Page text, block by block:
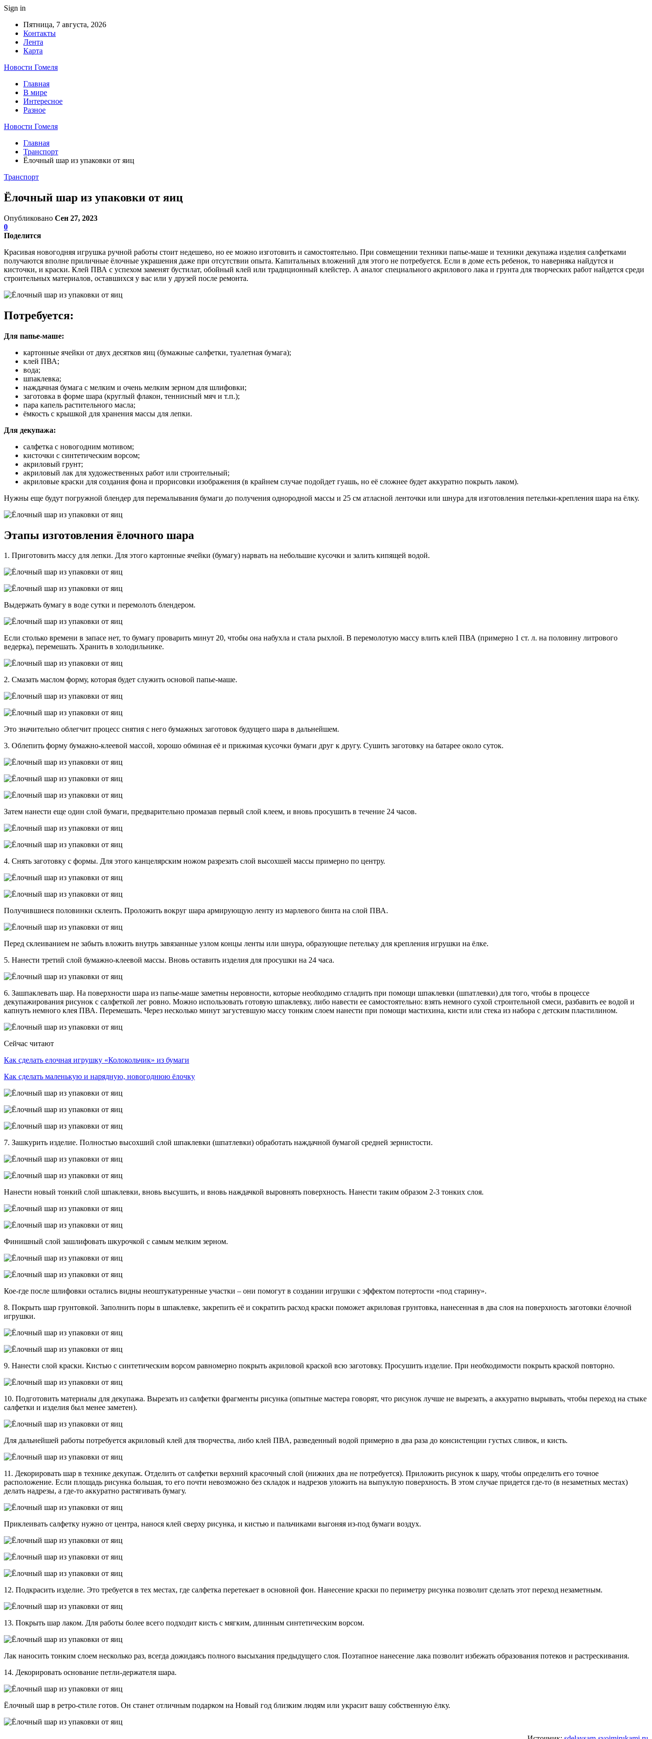
Sign in
Пятница, 7 августа, 2026
Контакты
Лента
Карта
Новости Гомеля
Главная
В мире
Интересное
Разное
Новости Гомеля
Главная
Транспорт
Ёлочный шар из упаковки от яиц
Транспорт
Ёлочный шар из упаковки от яиц
Опубликовано Сен 27, 2023
0
Поделится
Красивая новогодняя игрушка ручной работы стоит недешево, но ее можно изготовить и самостоятельно. При совмещении техники папье-маше и техники декупажа изделия салфетками
получаются вполне приличные ёлочные украшения даже при отсутствии опыта. Капитальных вложений для этого не потребуется. Если в доме есть ребенок, то наверняка найдутся и
кисточки, и краски. Клей ПВА с успехом заменят бустилат, обойный клей или традиционный клейстер. А аналог специального акрилового лака и грунта для творческих работ найдется среди
строительных материалов, оставшихся у вас или у друзей после ремонта.
Потребуется:
Для папье-маше:
картонные ячейки от двух десятков яиц (бумажные салфетки, туалетная бумага);
клей ПВА;
вода;
шпаклевка;
наждачная бумага с мелким и очень мелким зерном для шлифовки;
заготовка в форме шара (круглый флакон, теннисный мяч и т.п.);
пара капель растительного масла;
ёмкость с крышкой для хранения массы для лепки.
Для декупажа:
салфетка с новогодним мотивом;
кисточки с синтетическим ворсом;
акриловый грунт;
акриловый лак для художественных работ или строительный;
акриловые краски для создания фона и прорисовки изображения (в крайнем случае подойдет гуашь, но её сложнее будет аккуратно покрыть лаком).
Нужны еще будут погружной блендер для перемалывания бумаги до получения однородной массы и 25 см атласной ленточки или шнура для изготовления петельки-крепления шара на ёлку.
Этапы изготовления ёлочного шара
1. Приготовить массу для лепки. Для этого картонные ячейки (бумагу) нарвать на небольшие кусочки и залить кипящей водой.
Выдержать бумагу в воде сутки и перемолоть блендером.
Если столько времени в запасе нет, то бумагу проварить минут 20, чтобы она набухла и стала рыхлой. В перемолотую массу влить клей ПВА (примерно 1 ст. л. на половину литрового
ведерка), перемешать. Хранить в холодильнике.
2. Смазать маслом форму, которая будет служить основой папье-маше.
Это значительно облегчит процесс снятия с него бумажных заготовок будущего шара в дальнейшем.
3. Облепить форму бумажно-клеевой массой, хорошо обминая её и прижимая кусочки бумаги друг к другу. Сушить заготовку на батарее около суток.
Затем нанести еще один слой бумаги, предварительно промазав первый слой клеем, и вновь просушить в течение 24 часов.
4. Снять заготовку с формы. Для этого канцелярским ножом разрезать слой высохшей массы примерно по центру.
Получившиеся половинки склеить. Проложить вокруг шара армирующую ленту из марлевого бинта на слой ПВА.
Перед склеиванием не забыть вложить внутрь завязанные узлом концы ленты или шнура, образующие петельку для крепления игрушки на ёлке.
5. Нанести третий слой бумажно-клеевой массы. Вновь оставить изделия для просушки на 24 часа.
6. Зашпаклевать шар. На поверхности шара из папье-маше заметны неровности, которые необходимо сгладить при помощи шпаклевки (шпатлевки) для того, чтобы в процессе
декупажирования рисунок с салфеткой лег ровно. Можно использовать готовую шпаклевку, либо навести ее самостоятельно: взять немного сухой строительной смеси, разбавить ее водой и
капнуть немного клея ПВА. Перемешать. Через несколько минут загустевшую массу тонким слоем нанести при помощи мастихина, кисти или стека из набора с детским пластилином.
Сейчас читают
Как сделать елочная игрушку «Колокольчик» из бумаги
Как сделать маленькую и нарядную, новогоднюю ёлочку
7. Зашкурить изделие. Полностью высохший слой шпаклевки (шпатлевки) обработать наждачной бумагой средней зернистости.
Нанести новый тонкий слой шпаклевки, вновь высушить, и вновь наждачкой выровнять поверхность. Нанести таким образом 2-3 тонких слоя.
Финишный слой зашлифовать шкурочкой с самым мелким зерном.
Кое-где после шлифовки остались видны неоштукатуренные участки – они помогут в создании игрушки с эффектом потертости «под старину».
8. Покрыть шар грунтовкой. Заполнить поры в шпаклевке, закрепить её и сократить расход краски поможет акриловая грунтовка, нанесенная в два слоя на поверхность заготовки ёлочной
игрушки.
9. Нанести слой краски. Кистью с синтетическим ворсом равномерно покрыть акриловой краской всю заготовку. Просушить изделие. При необходимости покрыть краской повторно.
10. Подготовить материалы для декупажа. Вырезать из салфетки фрагменты рисунка (опытные мастера говорят, что рисунок лучше не вырезать, а аккуратно вырывать, чтобы переход на стыке
салфетки и изделия был менее заметен).
Для дальнейшей работы потребуется акриловый клей для творчества, либо клей ПВА, разведенный водой примерно в два раза до консистенции густых сливок, и кисть.
11. Декорировать шар в технике декупаж. Отделить от салфетки верхний красочный слой (нижних два не потребуется). Приложить рисунок к шару, чтобы определить его точное
расположение. Если площадь рисунка большая, то его почти невозможно без складок и надрезов уложить на выпуклую поверхность. В этом случае придется где-то (в незаметных местах)
делать надрезы, а где-то аккуратно растягивать бумагу.
Приклеивать салфетку нужно от центра, нанося клей сверху рисунка, и кистью и пальчиками выгоняя из-под бумаги воздух.
12. Подкрасить изделие. Это требуется в тех местах, где салфетка перетекает в основной фон. Нанесение краски по периметру рисунка позволит сделать этот переход незаметным.
13. Покрыть шар лаком. Для работы более всего подходит кисть с мягким, длинным синтетическим ворсом.
Лак наносить тонким слоем несколько раз, всегда дожидаясь полного высыхания предыдущего слоя. Поэтапное нанесение лака позволит избежать образования потеков и растрескивания.
14. Декорировать основание петли-держателя шара.
Ёлочный шар в ретро-стиле готов. Он станет отличным подарком на Новый год близким людям или украсит вашу собственную ёлку.